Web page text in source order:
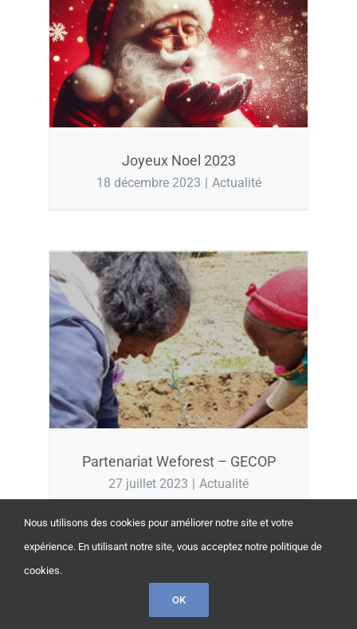
Joyeux Noel 2023
18 décembre 2023 | Actualité
Partenariat Weforest – GECOP
27 juillet 2023 | Actualité
Nous utilisons des cookies pour améliorer notre site et votre
expérience. En utilisant notre site, vous acceptez notre politique de
cookies.
OK